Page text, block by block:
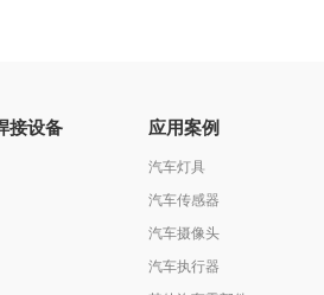
接设备 应用案例
汽车灯具
汽车传感器
汽车摄像头
汽车执行器